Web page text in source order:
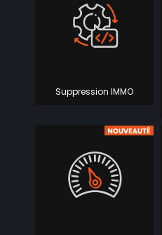
Suppression IMMO